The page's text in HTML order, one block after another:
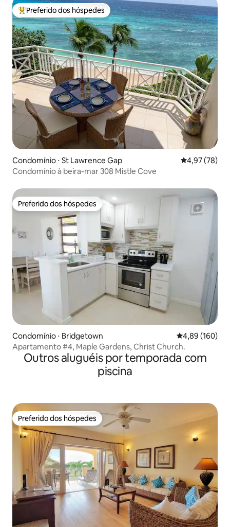
Entre os melhores preferidos dos hóspedes
Preferido dos hóspedes
Condomínio ⋅ St Lawrence Gap 4,97 de uma
4,97 (78)
Condomínio à beira-mar 308 Mistle Cove
Preferido dos hóspedes
Preferido dos hóspedes
Condomínio ⋅ Bridgetown 4,89 de uma
4,89 (160)
Apartamento #4, Maple Gardens, Christ Church.
Outros aluguéis por temporada com
piscina
Preferido dos hóspedes
Preferido dos hóspedes